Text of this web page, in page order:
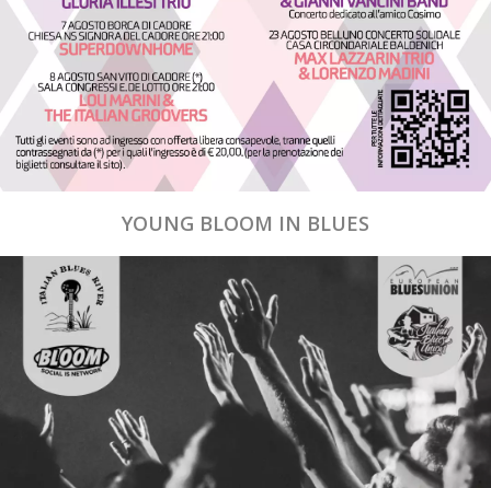
YOUNG BLOOM IN BLUES